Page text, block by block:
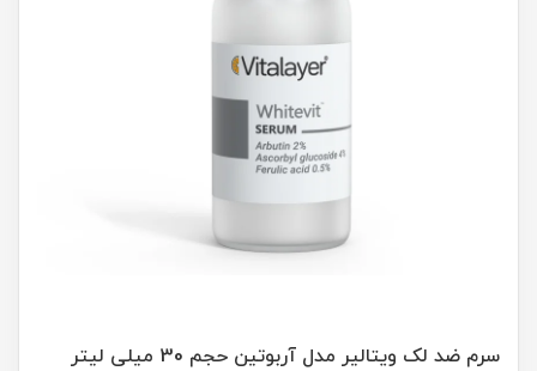
سرم ضد لک ویتالیر مدل آربوتین حجم 30 میلی لیتر